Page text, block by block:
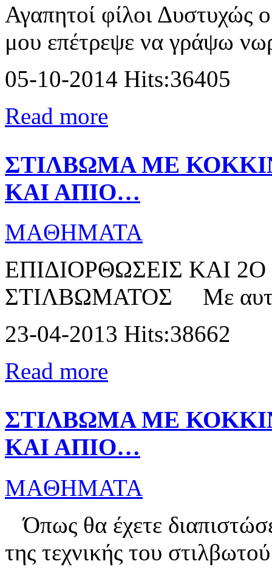
Αγαπητοί φίλοι Δυστυχώς
μου επέτρεψε να γράψω
05-10-2014 Hits:36405
Read more
ΣΤΙΛΒΩΜΑ ΜΕ
ΚΑΙ ΑΠΙΟ…
MAΘΗΜΑΤΑ
ΕΠΙΔΙΟΡΘΩΣΕΙΣ ΚΑΙ
ΣΤΙΛΒΩΜΑΤΟΣ Με αυτήν
23-04-2013 Hits:38662
Read more
ΣΤΙΛΒΩΜΑ ΜΕ
ΚΑΙ ΑΠΙΟ…
MAΘΗΜΑΤΑ
Όπως θα έχετε
της τεχνικής του